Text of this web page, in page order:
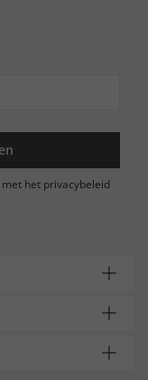
het privacybeleid